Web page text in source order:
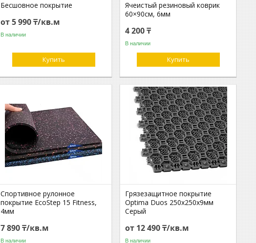
Бесшовное покрытие
от 5 990 ₸/кв.м
В наличии
Купить
Ячеистый резиновый коврик
60×90см, 6мм
4 200 ₸
В наличии
Купить
Спортивное рулонное
покрытие EcoStep 15 Fitness,
4мм
7 890 ₸/кв.м
В наличии
Грязезащитное покрытие
Optima Duos 250х250х9мм
Серый
от 12 490 ₸/кв.м
В наличии